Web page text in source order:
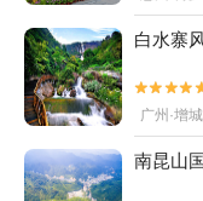
白水寨
广州·增城
南昆山